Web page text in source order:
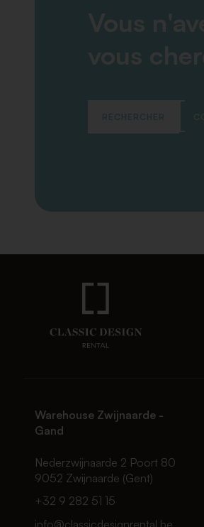
Vous
vous
RECHERCHER
Warehouse Zwijnaarde -
Gand
Nederzwijnaarde 2 Poort 80
9052 Zwijnaarde (Gent)
+32 9 282 51 15
info@classicdesignrental.be